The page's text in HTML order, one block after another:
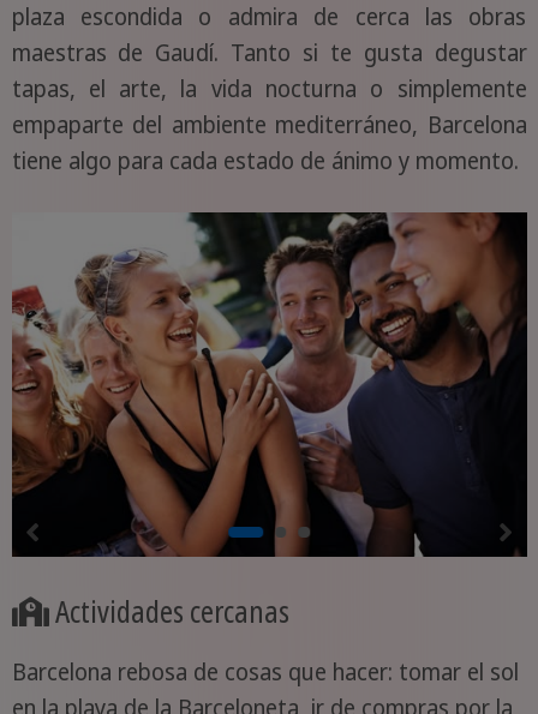
plaza escondida o admira de cerca las obras
maestras de Gaudí. Tanto si te gusta degustar
tapas, el arte, la vida nocturna o simplemente
empaparte del ambiente mediterráneo, Barcelona
tiene algo para cada estado de ánimo y momento.
Actividades cercanas
Barcelona rebosa de cosas que hacer: tomar el sol